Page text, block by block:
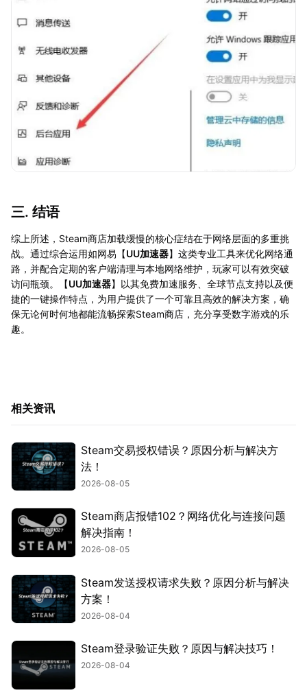
三. 结语
综上所述，Steam商店加载缓慢的核心症结在于网络层面的多重挑
战。通过综合运用如网易【UU加速器】这类专业工具来优化网络通
路，并配合定期的客户端清理与本地网络维护，玩家可以有效突破
访问瓶颈。【UU加速器】以其免费加速服务、全球节点支持以及便
捷的一键操作特点，为用户提供了一个可靠且高效的解决方案，确
保无论何时何地都能流畅探索Steam商店，充分享受数字游戏的乐
趣。
相关资讯
Steam交易授权错误？原因分析与解决方
法！
2026-08-05
Steam商店报错102？网络优化与连接问题
解决指南！
2026-08-05
Steam发送授权请求失败？原因分析与解决
方案！
2026-08-04
Steam登录验证失败？原因与解决技巧！
2026-08-04